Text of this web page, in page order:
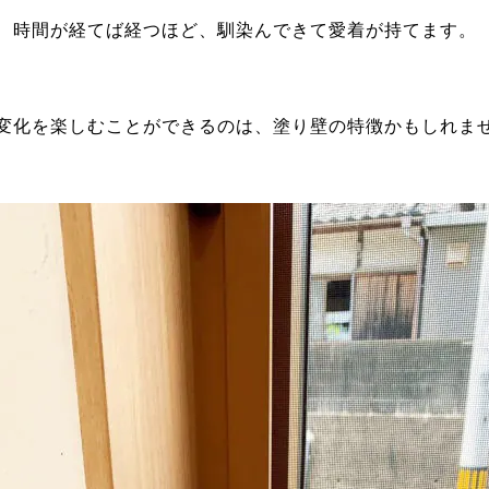
時間が経てば経つほど、馴染んできて愛着が持てます。
化を楽しむことができるのは、塗り壁の特徴かもしれま